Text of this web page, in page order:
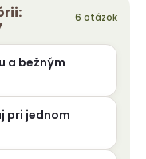
a bežným
pri jednom